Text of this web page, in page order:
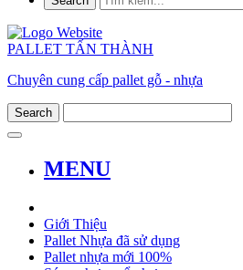
PALLET TẤN THÀNH
Chuyên cung cấp pallet gỗ - nhựa
MENU
Giới Thiệu
Pallet Nhựa đã sử dụng
Pallet nhựa mới 100%